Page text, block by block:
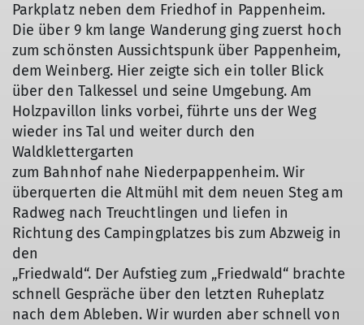
Parkplatz neben dem Friedhof in Pappenheim.
Die über 9 km lange Wanderung ging zuerst hoch
zum schönsten Aussichtspunk über Pappenheim,
dem Weinberg. Hier zeigte sich ein toller Blick
über den Talkessel und seine Umgebung. Am
Holzpavillon links vorbei, führte uns der Weg
wieder ins Tal und weiter durch den
Waldklettergarten
zum Bahnhof nahe Niederpappenheim. Wir
überquerten die Altmühl mit dem neuen Steg am
Radweg nach Treuchtlingen und liefen in
Richtung des Campingplatzes bis zum Abzweig in
den
„Friedwald“. Der Aufstieg zum „Friedwald“ brachte
schnell Gespräche über den letzten Ruheplatz
nach dem Ableben. Wir wurden aber schnell von